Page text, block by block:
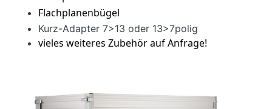
Flachplanenbügel
Kurz-Adapter 7>13 oder 13>7polig
vieles weiteres Zubehör auf Anfrage!